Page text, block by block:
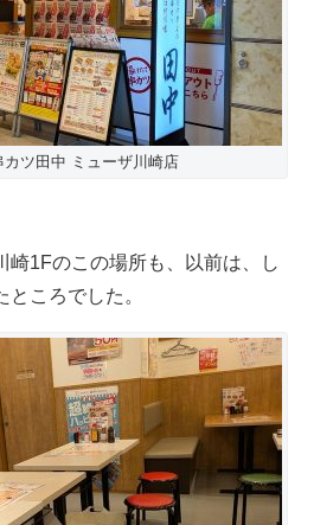
カツ田中 ミューザ川崎店
崎1Fのこの場所も、以前は、し
ころでした。